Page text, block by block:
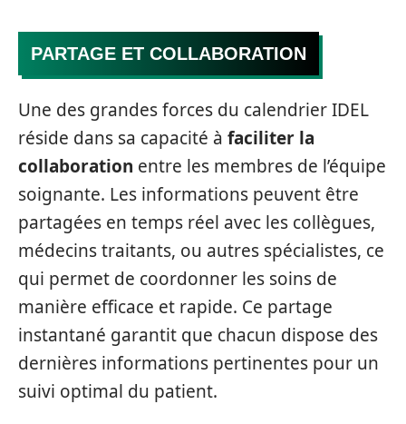
PARTAGE ET COLLABORATION
Une des grandes forces du calendrier IDEL
réside dans sa capacité à faciliter la
collaboration entre les membres de l’équipe
soignante. Les informations peuvent être
partagées en temps réel avec les collègues,
médecins traitants, ou autres spécialistes, ce
qui permet de coordonner les soins de
manière efficace et rapide. Ce partage
instantané garantit que chacun dispose des
dernières informations pertinentes pour un
suivi optimal du patient.